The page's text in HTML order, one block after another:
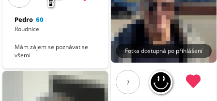
Pedro 60
Roudnice
Mám zájem se poznávat se
všemi
Fotka dostupná po přihlášení
?